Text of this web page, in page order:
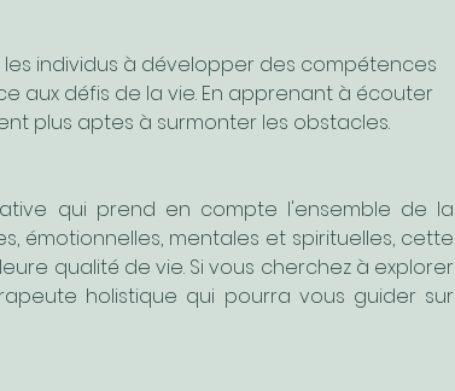
les individus à développer des compétences
aux défis de la vie. En apprenant à écouter
plus aptes à surmonter les obstacles.
qui prend en compte l'ensemble de la
émotionnelles, mentales et spirituelles, cette
qualité de vie. Si vous cherchez à explorer
holistique qui pourra vous guider sur